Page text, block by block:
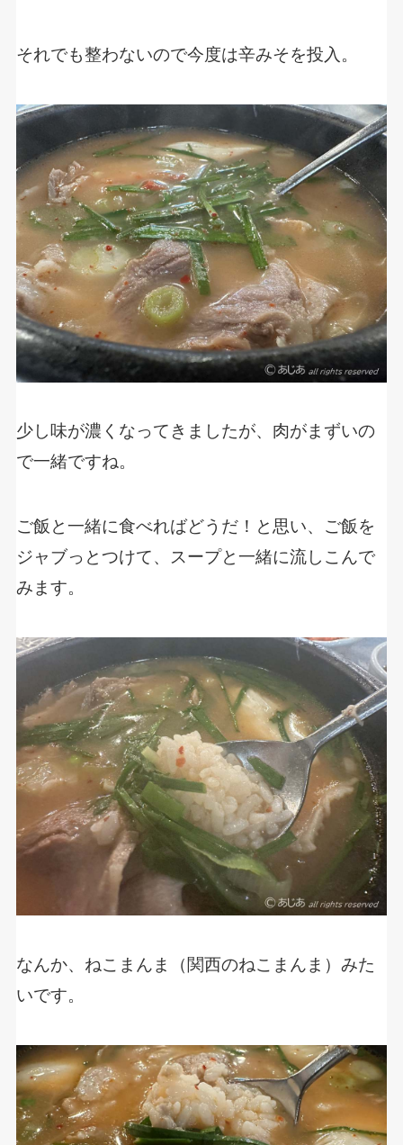
それでも整わないので今度は辛みそを投入。
少し味が濃くなってきましたが、肉がまずいの
で一緒ですね。
ご飯と一緒に食べればどうだ！と思い、ご飯を
ジャブっとつけて、スープと一緒に流しこんで
みます。
なんか、ねこまんま（関西のねこまんま）みた
いです。